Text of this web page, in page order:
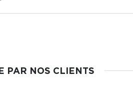
PAR NOS CLIENTS